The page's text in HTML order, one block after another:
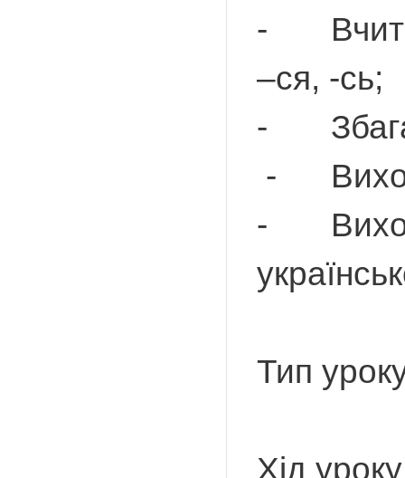
-
–ся, -сь;
-
-
-
Тип
Хід